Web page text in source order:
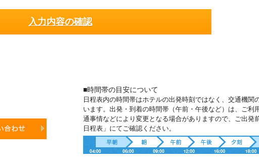
■時間帯の目安について
日程表内の時間帯はホテルの出発時刻ではなく、交通機関
います。出発・到着の時間帯（午前・午後など）は、ご利
通事情などにより変更となる場合がありますので、ご出発
日程表」にてご確認ください。